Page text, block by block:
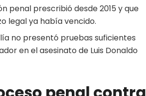
penal prescribió desde 2015 y que
legal ya había vencido.
no presentó pruebas suficientes
en el asesinato de Luis Donaldo